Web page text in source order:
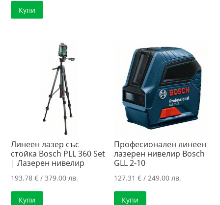
Купи
Линеен лазер със
стойка Bosch PLL 360 Set
| Лазерен нивелир
193.78€ / 379.00 лв.
Купи
Професионален линеен
лазерен нивелир Bosch
GLL 2-10
127.31€ / 249.00 лв.
Купи